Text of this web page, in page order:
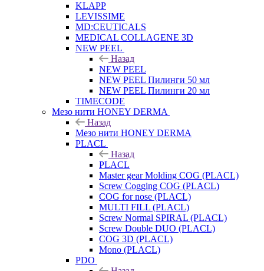
KLAPP
LEVISSIME
MD:CEUTICALS
MEDICAL COLLAGENE 3D
NEW PEEL
Назад
NEW PEEL
NEW PEEL Пилинги 50 мл
NEW PEEL Пилинги 20 мл
TIMECODE
Мезо нити HONEY DERMA
Назад
Мезо нити HONEY DERMA
PLACL
Назад
PLACL
Master gear Molding COG (PLACL)
Screw Cogging COG (PLACL)
COG for nose (PLACL)
MULTI FILL (PLACL)
Screw Normal SPIRAL (PLACL)
Screw Double DUO (PLACL)
COG 3D (PLACL)
Mono (PLACL)
PDO